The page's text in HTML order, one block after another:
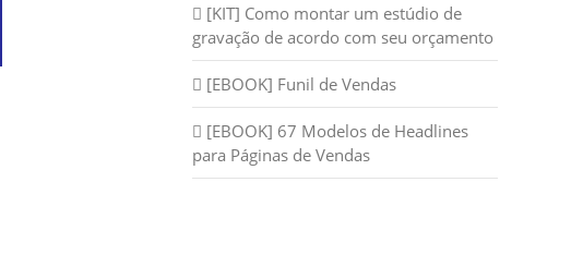
[KIT] Como montar um estúdio de
gravação de acordo com seu orçamento
[EBOOK] Funil de Vendas
[EBOOK] 67 Modelos de Headlines
para Páginas de Vendas